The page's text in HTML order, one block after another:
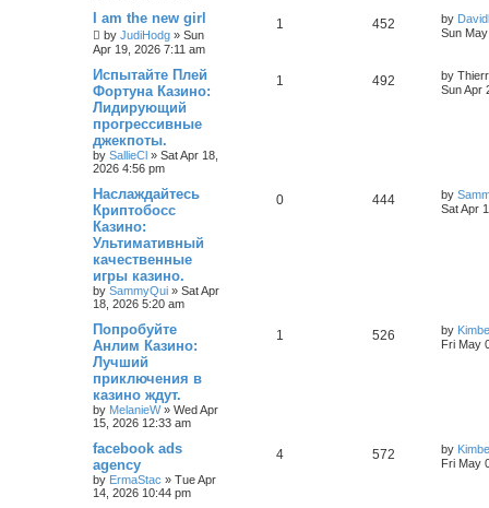
I am the new girl
by JudiHodg » Sun
Apr 19, 2026 7:11 am
1 452 by
Sun
Испытайте Плей
Фортуна Казино:
Лидирующий
прогрессивные
джекпоты.
by SallieCl » Sat Apr 18,
2026 4:56 pm
1 492 by
Sun Apr
Наслаждайтесь
Криптобосс
Казино:
Ультимативный
качественные
игры казино.
by SammyQui » Sat Apr
18, 2026 5:20 am
0 444 by
Sat Apr
Попробуйте
Анлим Казино:
Лучший
приключения в
казино ждут.
by MelanieW» Wed Apr
15, 2026 12:33 am
1 526 by
Fri May
facebook ads
agency
by ErmaStac » Tue Apr
14, 2026 10:44 pm
4 572 by
Fri May